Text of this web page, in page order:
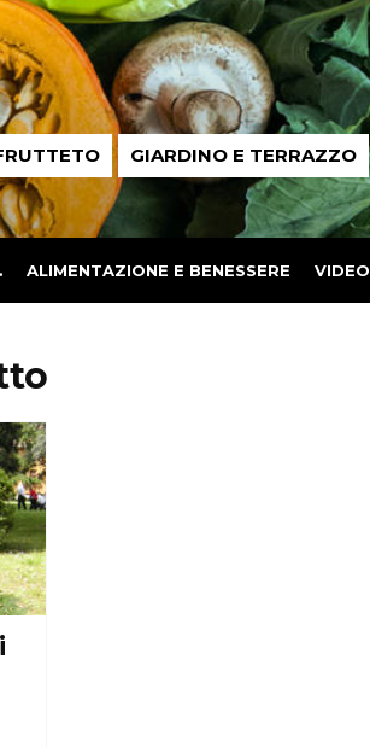
GIARDINO E TERRAZZO
ALIMENTAZIONE E BENESSERE VIDEO